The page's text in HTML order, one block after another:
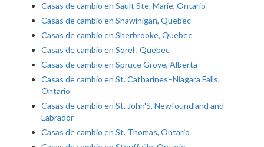
Casas de cambio en Sault Ste. Marie, Ontario
Casas de cambio en Shawinigan, Quebec
Casas de cambio en Sherbrooke, Quebec
Casas de cambio en Sorel , Quebec
Casas de cambio en Spruce Grove, Alberta
Casas de cambio en St. Catharines–Niagara Falls,
Ontario
Casas de cambio en St. John'S, Newfoundland and
Labrador
Casas de cambio en St. Thomas, Ontario